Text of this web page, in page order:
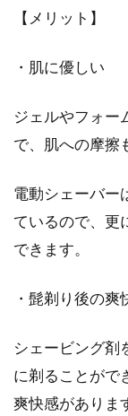
【メリット】
・肌に優しい
ジェルやフォー
で、肌への摩擦
電動シェーバー
ているので、更
できます。
・髭剃り後の爽
シェービング剤
に剃ることがで
爽快感がありま